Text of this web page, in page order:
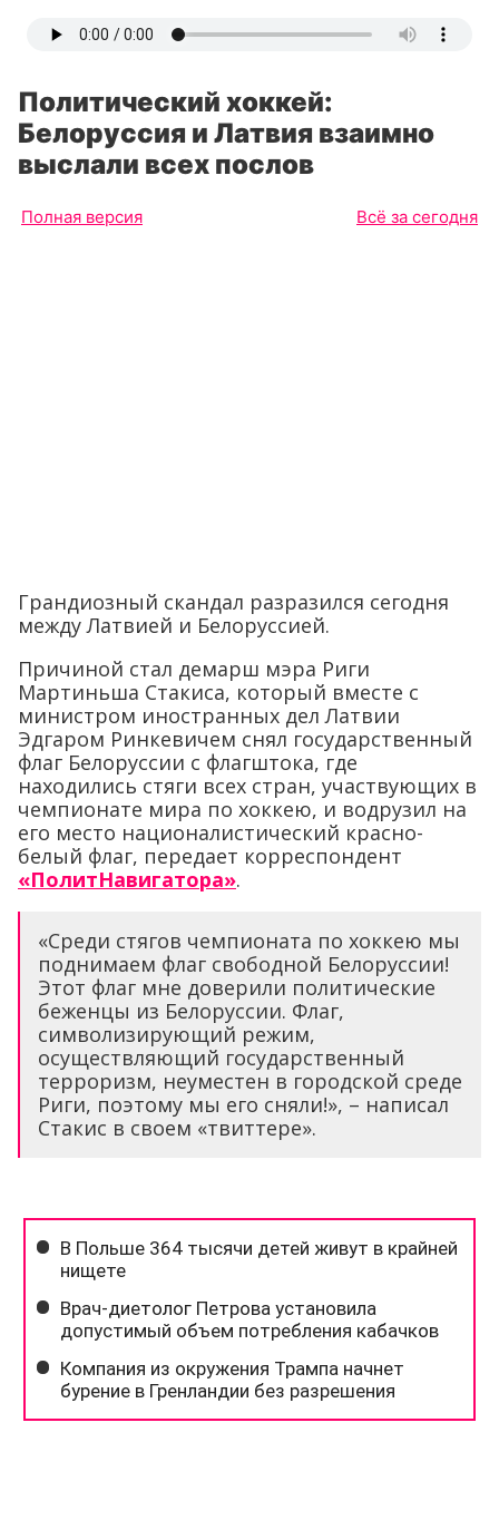
Политический хоккей:
Белоруссия и Латвия взаимно
выслали всех послов
Полная версия Всё за сегодня
Грандиозный скандал разразился сегодня
между Латвией и Белоруссией.
Причиной стал демарш мэра Риги
Мартиньша Стакиса, который вместе с
министром иностранных дел Латвии
Эдгаром Ринкевичем снял государственный
флаг Белоруссии с флагштока, где
находились стяги всех стран, участвующих в
чемпионате мира по хоккею, и водрузил на
его место националистический красно-
белый флаг, передает корреспондент
«ПолитНавигатора».
«Среди стягов чемпионата по хоккею мы
поднимаем флаг свободной Белоруссии!
Этот флаг мне доверили политические
беженцы из Белоруссии. Флаг,
символизирующий режим,
осуществляющий государственный
терроризм, неуместен в городской среде
Риги, поэтому мы его сняли!», – написал
Стакис в своем «твиттере».